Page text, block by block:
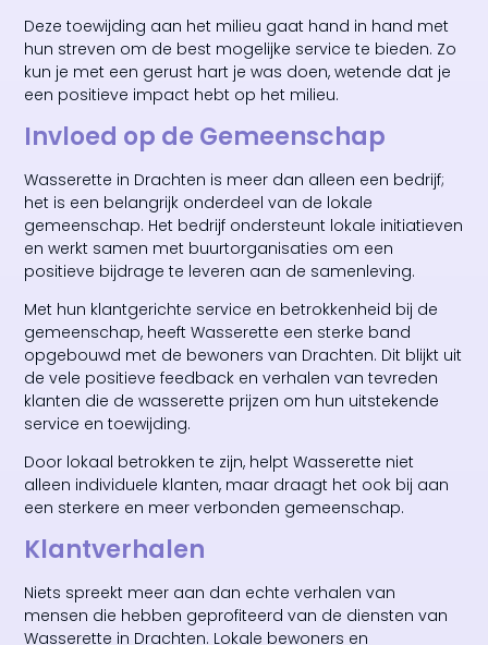
Deze toewijding aan het milieu gaat hand in hand met
hun streven om de best mogelijke service te bieden. Zo
kun je met een gerust hart je was doen, wetende dat je
een positieve impact hebt op het milieu.
Invloed op de Gemeenschap
Wasserette in Drachten is meer dan alleen een bedrijf;
het is een belangrijk onderdeel van de lokale
gemeenschap. Het bedrijf ondersteunt lokale initiatieven
en werkt samen met buurtorganisaties om een
positieve bijdrage te leveren aan de samenleving.
Met hun klantgerichte service en betrokkenheid bij de
gemeenschap, heeft Wasserette een sterke band
opgebouwd met de bewoners van Drachten. Dit blijkt uit
de vele positieve feedback en verhalen van tevreden
klanten die de wasserette prijzen om hun uitstekende
service en toewijding.
Door lokaal betrokken te zijn, helpt Wasserette niet
alleen individuele klanten, maar draagt het ook bij aan
een sterkere en meer verbonden gemeenschap.
Klantverhalen
Niets spreekt meer aan dan echte verhalen van
mensen die hebben geprofiteerd van de diensten van
Wasserette in Drachten. Lokale bewoners en